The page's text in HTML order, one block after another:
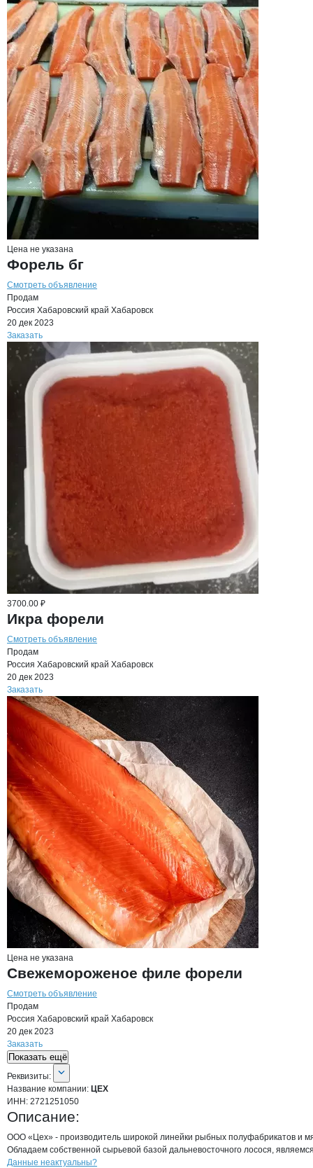
Цена не указана
Форель бг
Смотреть объявление
Продам
Россия Хабаровский край Хабаровск
20 дек 2023
Заказать
3700.00 ₽
Икра форели
Смотреть объявление
Продам
Россия Хабаровский край Хабаровск
20 дек 2023
Заказать
Цена не указана
Свежемороженое филе форели
Смотреть объявление
Продам
Россия Хабаровский край Хабаровск
20 дек 2023
Заказать
Показать ещё
О компании
Реквизиты
Реквизиты:
Название компании: ЦЕХ
ИНН: 2721251050
Описание:
ООО «Цех» - производитель широкой линейки рыбных полуфабрикатов и
Обладаем собственной сырьевой базой дальневосточного лосося,
+7(800)000-00-..
Данные неактуальны?